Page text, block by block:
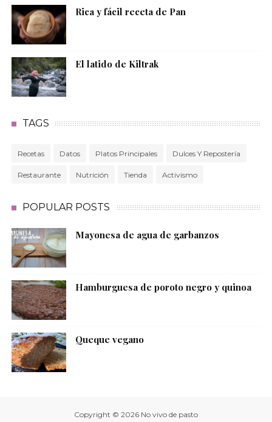
Rica y fácil receta de Pan
El latido de Kiltrak
TAGS
Recetas Datos Platos Principales Dulces Y Repostería
Restaurante Nutrición Tienda Activismo
POPULAR POSTS
Mayonesa de agua de garbanzos
Hamburguesa de poroto negro y quinoa
Queque vegano
Copyright © 2026 No vivo de pasto